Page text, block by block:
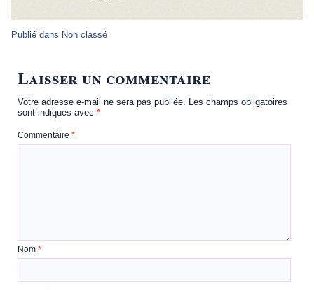
Publié dans Non classé
Laisser un commentaire
Votre adresse e-mail ne sera pas publiée.
Les champs obligatoires
sont indiqués avec*
Commentaire*
Nom*